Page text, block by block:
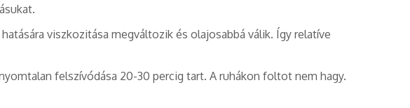
viszkozitása megváltozik és olajosabbá válik. Így relatíve
felszívódása 20-30 percig tart. A ruhákon foltot nem hagy.